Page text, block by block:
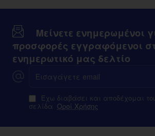
Μείνετε ενημερωμένοι
προσφορές εγγραφόμενοι
ενημερωτικό μας δελτίο
email
Έχω διαβάσει και αποδέχομαι
σελίδα Οροί Χρήσης